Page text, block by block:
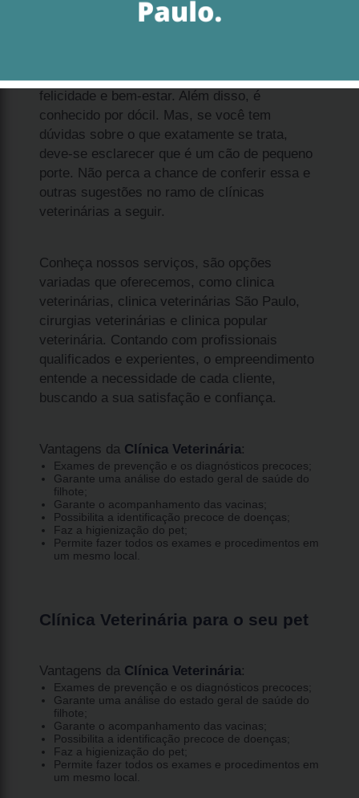
felicidade e bem-estar. Além disso, é
conhecido por dócil. Mas, se você tem
dúvidas sobre o que exatamente se trata,
deve-se esclarecer que é um cão de pequeno
porte. Não perca a chance de conferir essa e
outras sugestões no ramo de clínicas
veterinárias a seguir.
Conheça nossos serviços, são opções
variadas que oferecemos, como clinica
veterinárias, clinica veterinárias São Paulo,
cirurgias veterinárias e clinica popular
veterinária. Contando com profissionais
qualificados e experientes, o empreendimento
entende a necessidade de cada cliente,
buscando a sua satisfação e confiança.
Vantagens da Clínica Veterinária:
Exames de prevenção e os diagnósticos precoces;
Garante uma análise do estado geral de saúde do
filhote;
Garante o acompanhamento das vacinas;
Possibilita a identificação precoce de doenças;
Faz a higienização do pet;
Permite fazer todos os exames e procedimentos em
um mesmo local.
Clínica Veterinária para o seu pet
Vantagens da Clínica Veterinária:
Exames de prevenção e os diagnósticos precoces;
Garante uma análise do estado geral de saúde do
filhote;
Garante o acompanhamento das vacinas;
Possibilita a identificação precoce de doenças;
Faz a higienização do pet;
Permite fazer todos os exames e procedimentos em
um mesmo local.